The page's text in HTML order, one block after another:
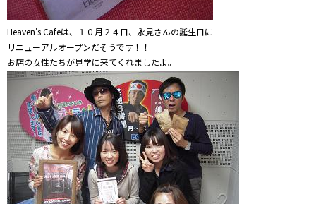
Heaven's Cafeは、１０月２４日、永見さんの誕生日に
リニューアルオープンだそうです！！
お店の女性たちが見学に来てくれましたよ。